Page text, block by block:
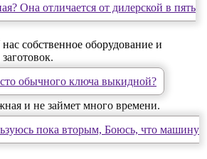
Она отличается от дилерской в пять
собственное оборудование и
обычного ключа выкидной?
и не займет много времени.
пока вторым, Боюсь, что машину